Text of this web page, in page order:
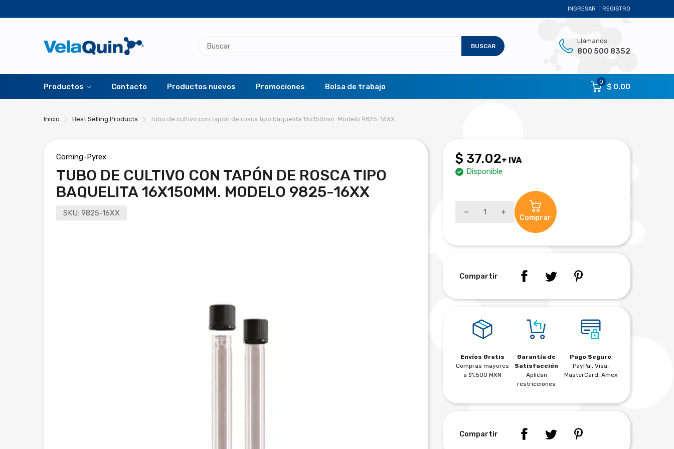
INGRESAR REGISTRO
BUSCAR
Llámanos:
800 500 8352
Productos Contacto Productos nuevos Promociones Bolsa de trabajo
0
$ 0.00
Inicio Best Selling Products Tubo de cultivo con tapón de rosca tipo baquelita 16x150mm. Modelo 9825-16XX
Corning-Pyrex
TUBO DE CULTIVO CON TAPÓN DE ROSCA TIPO
BAQUELITA 16X150MM. MODELO 9825-16XX
SKU: 9825-16XX
$ 37.02+ IVA
Disponible
Comprar
Compartir
Envíos Gratis
Compras mayores
a $1,500 MXN
Garantía de
Satisfacción
Aplican
restricciones
Pago Seguro
PayPal, Visa,
MasterCard, Amex
Compartir